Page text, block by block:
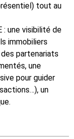
tout au
: une visibilité de
immobiliers
des partenariats
une
pour guider
un